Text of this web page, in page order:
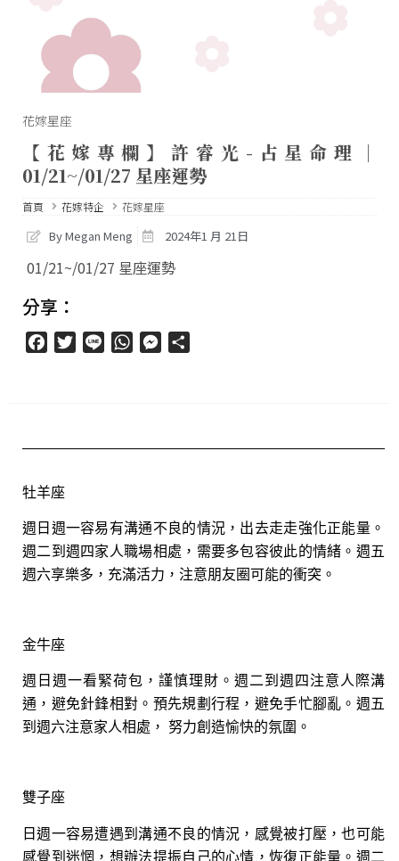
花嫁星座
【花嫁專欄】許睿光-占星命理｜
01/21~/01/27 星座運勢
首頁 花嫁特企 花嫁星座
By Megan Meng 2024年1 月 21日
01/21~/01/27 星座運勢
分享：
FacebookTwitter
Line WhatsAppMessenger
牡羊座
週日週一容易有溝通不良的情況，出去走走強化正能量。
週二到週四家人職場相處，需要多包容彼此的情緒。週五
週六享樂多，充滿活力，注意朋友圈可能的衝突。
金牛座
週日週一看緊荷包，謹慎理財。週二到週四注意人際溝
通，避免針鋒相對。預先規劃行程，避免手忙腳亂。週五
到週六注意家人相處， 努力創造愉快的氛圍。
雙子座
日週一容易遭遇到溝通不良的情況，感覺被打壓，也可能
感覺到迷惘，想辦法提振自己的心情，恢復正能量。週二